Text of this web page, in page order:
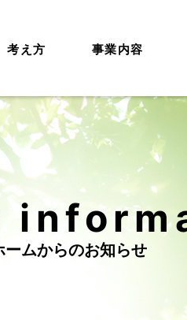
考え方 事業内容
ームからのお知らせ